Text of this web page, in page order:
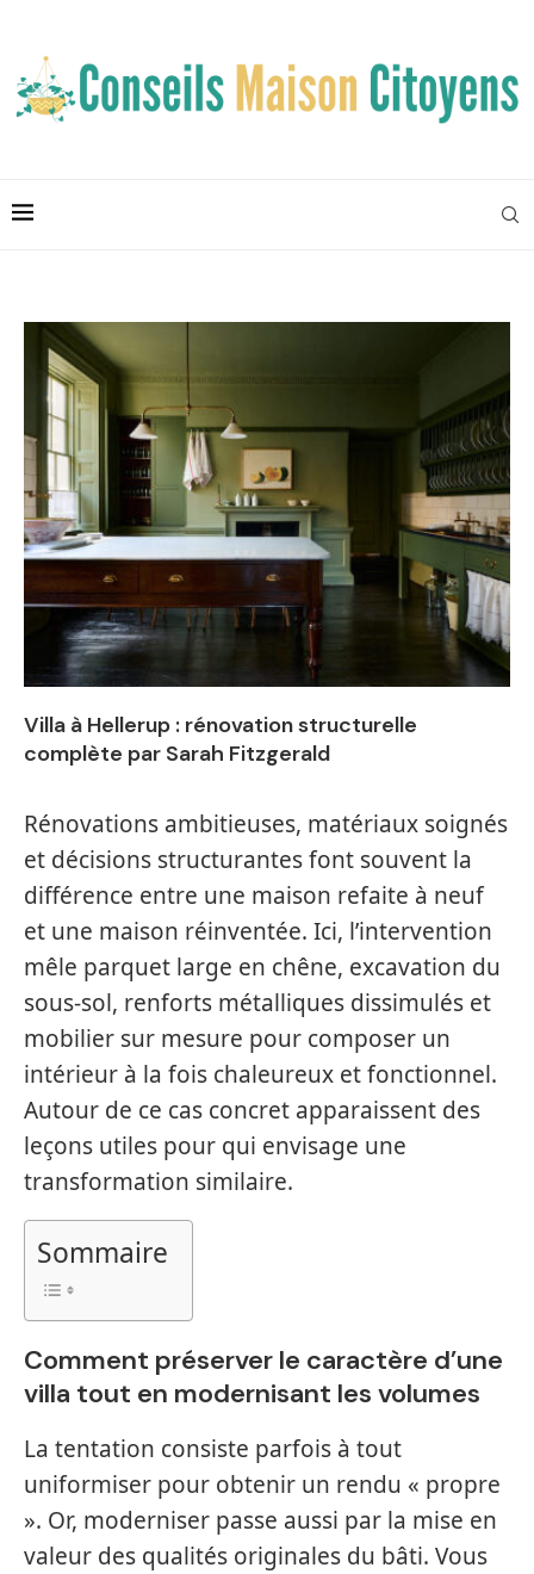
Villa à Hellerup : rénovation structurelle
complète par Sarah Fitzgerald
Rénovations ambitieuses, matériaux soignés
et décisions structurantes font souvent la
différence entre une maison refaite à neuf
et une maison réinventée. Ici, l’intervention
mêle parquet large en chêne, excavation du
sous-sol, renforts métalliques dissimulés et
mobilier sur mesure pour composer un
intérieur à la fois chaleureux et fonctionnel.
Autour de ce cas concret apparaissent des
leçons utiles pour qui envisage une
transformation similaire.
Sommaire
Comment préserver le caractère d’une
villa tout en modernisant les volumes
La tentation consiste parfois à tout
uniformiser pour obtenir un rendu « propre
». Or, moderniser passe aussi par la mise en
valeur des qualités originales du bâti. Vous